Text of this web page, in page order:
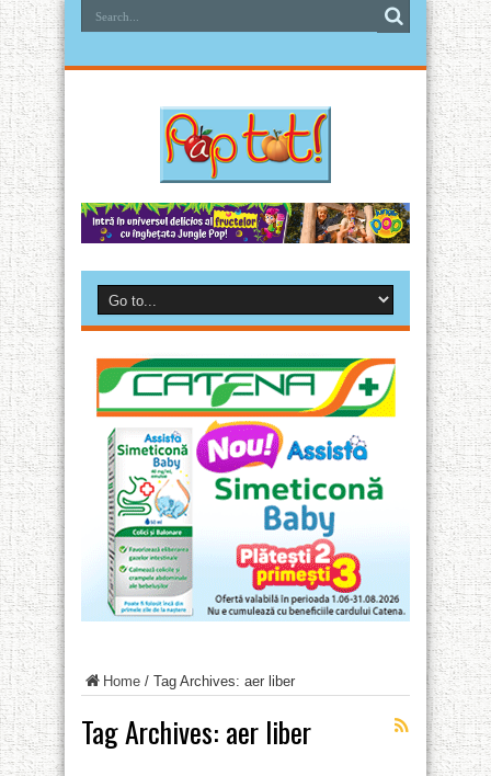
Home / Tag Archives: aer liber
Tag Archives: aer liber